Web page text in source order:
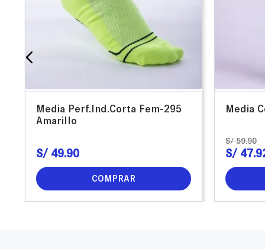
Media Perf.Ind.Corta Fem-295
Amarillo
S/ 49.90
COMPRAR
Media
S/ 59.90
S/ 47.